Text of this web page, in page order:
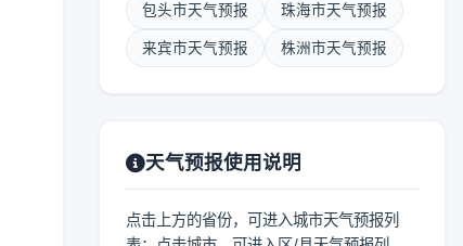
包头市天气预报 珠海市天气预报
来宾市天气预报 株洲市天气预报
天气预报使用说明
点击上方的省份，可进入城市天气预报列